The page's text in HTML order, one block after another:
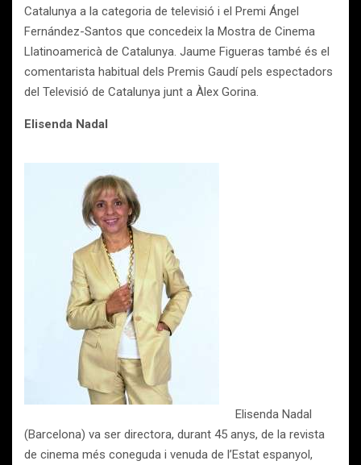
Catalunya a la categoria de televisió i el Premi Ángel
Fernández-Santos que concedeix la Mostra de Cinema
Llatinoamericà de Catalunya. Jaume Figueras també és el
comentarista habitual dels Premis Gaudí pels espectadors
del Televisió de Catalunya junt a Àlex Gorina.
Elisenda Nadal
Elisenda Nadal
(Barcelona) va ser directora, durant 45 anys, de la revista
de cinema més coneguda i venuda de l’Estat espanyol,